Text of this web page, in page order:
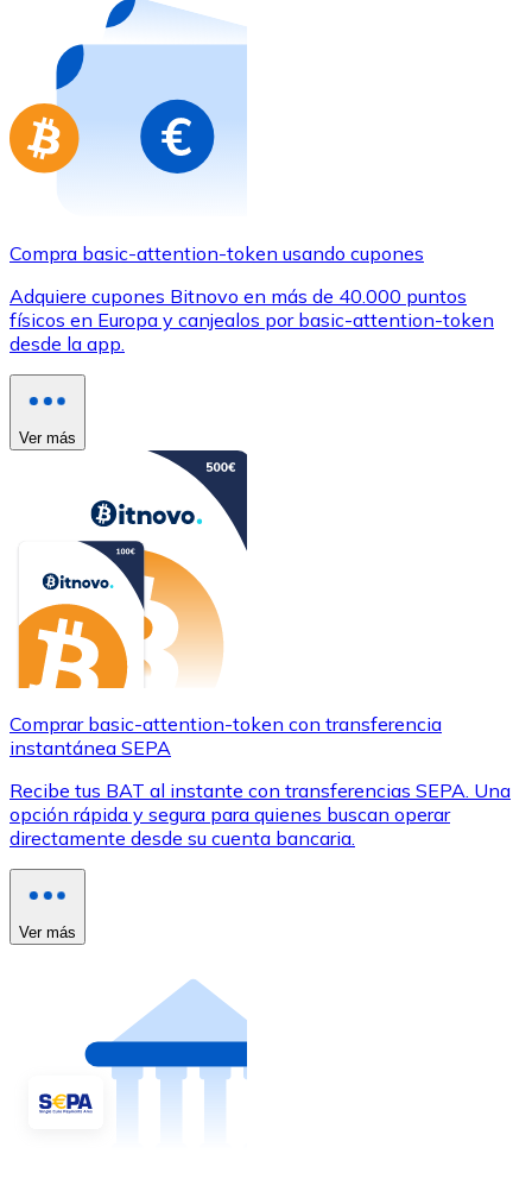
Compra basic-attention-token usando cupones
Adquiere cupones Bitnovo en más de 40.000 puntos
físicos en Europa y canjealos por basic-attention-token
desde la app.
Ver más
Comprar basic-attention-token con transferencia
instantánea SEPA
Recibe tus BAT al instante con transferencias SEPA. Una
opción rápida y segura para quienes buscan operar
directamente desde su cuenta bancaria.
Ver más